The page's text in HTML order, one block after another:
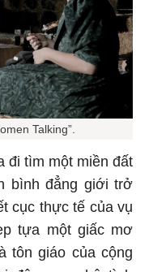
Talking”.
đi tìm một miền đất
bình đẳng giới trở
cục thực tế của vụ
tựa một giấc mơ
tôn giáo của cộng